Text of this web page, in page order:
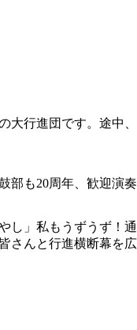
行進団です。途中
も20周年、歓迎演
し」私もうずうず！
んと行進横断幕を広